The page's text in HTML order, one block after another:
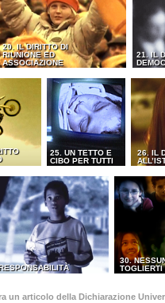
20. IL DIRITTO DI
RIUNIONE ED
ASSOCIAZIONE
21. IL
25. UN TETTO E
CIBO PER TUTTI
26. IL
30.
TOGLIERTI
un articolo della Dichiarazione